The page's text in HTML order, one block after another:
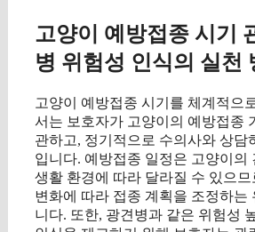
고양이 예방접종 시기
병 위험성 인식의 실천
고양이 예방접종 시기를 체계적으
서는 보호자가 고양이의 예방접종
관하고, 정기적으로 수의사와 상담
입니다. 예방접종 일정은 고양이의
생활 환경에 따라 달라질 수 있으므
변화에 따라 접종 계획을 조정하는
니다. 또한, 광견병과 같은 위험성